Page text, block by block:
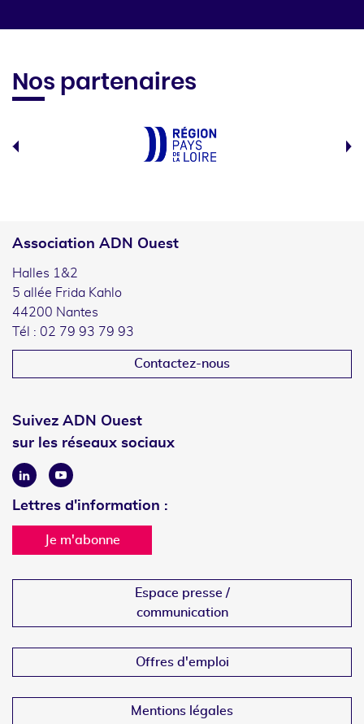
Nos partenaires
Association ADN Ouest
Halles 1&2
5 allée Frida Kahlo
44200 Nantes
Tél : 02 79 93 79 93
Contactez-nous
Suivez ADN Ouest
sur les réseaux sociaux
LinkedinYoutube
Lettres d'information :
Je m'abonne
Espace presse /
communication
Offres d'emploi
Mentions légales